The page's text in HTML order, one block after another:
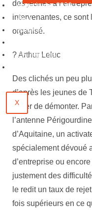
Municipales 2026
Jeux
Partenaires
Évènements
X
des jeunes à
intervenantes, ce sont
organisé.
? Arthur Leluc
Des clichés un peu
d’après les jeunes de
tenter de démonter.
l’antenne
d’Aquitaine, un
spécialement dévoué
d’entreprise ou
justement des
le redit un taux de
fois supérieurs en ce